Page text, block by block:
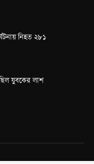
নিহত ২৮১
যুবকের লাশ